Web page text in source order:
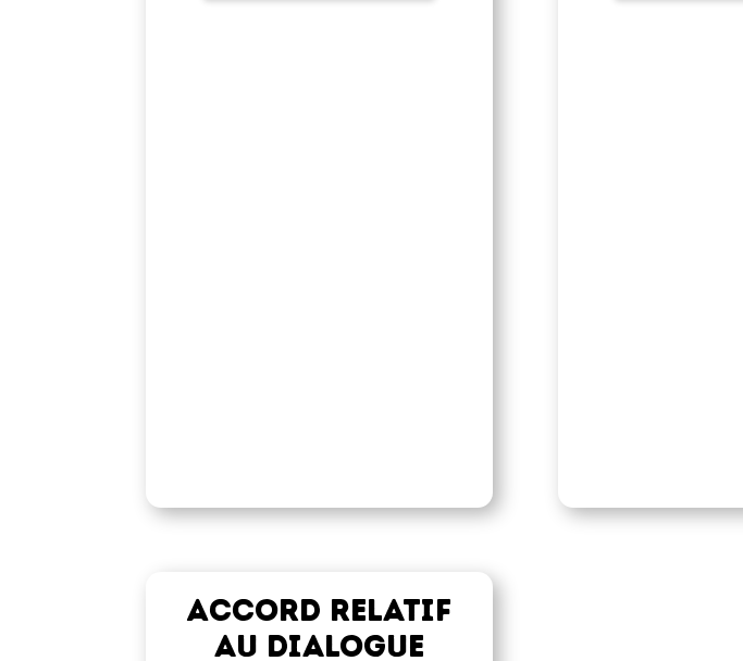
Accord relatif
au dialogue